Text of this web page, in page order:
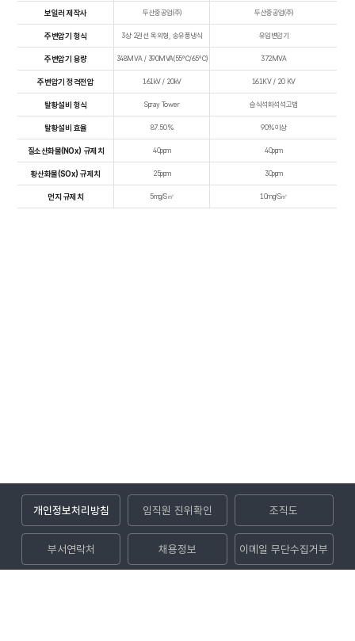
보일러 제작사 두산중공업(주) 두산중공업(주)
주변압기 형식 3상 2권선 옥외형, 송유풍냉식 유입변압기
주변압기 용량 348MVA / 390MVA(55℃/65℃) 372MVA
주변압기 정격전압 161kV / 20kV 161KV / 20 KV
탈황설비 형식 Spray Tower 습식석회석석고법
탈황설비 효율 87.50% 90%이상
질소산화물(NOx) 규제치 40ppm 40ppm
황산화물(SOx) 규제치 25ppm 30ppm
먼지 규제치 5mg/S㎥ 10mg/S㎥
개인정보처리방침 임직원 진위확인 조직도
부서연락처 채용정보 이메일 무단수집거부